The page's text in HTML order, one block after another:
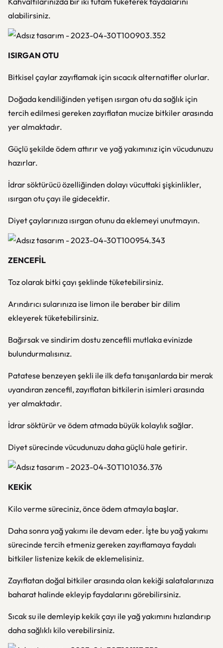
alabilirsiniz.
ISIRGAN OTU
Bitkisel çaylar zayıflamak için sıcacık alternatifler olurlar.
Doğada kendiliğinden yetişen ısırgan otu da sağlık için
tercih edilmesi gereken zayıflatan mucize bitkiler arasında
yer almaktadır.
Güçlü şekilde ödem attırır ve yağ yakımınız için vücudunuzu
hazırlar.
İdrar söktürücü özelliğinden dolayı vücuttaki şişkinlikler,
ısırgan otu çayı ile gidecektir.
Diyet çaylarınıza ısırgan otunu da eklemeyi unutmayın.
ZENCEFİL
Toz olarak bitki çayı şeklinde tüketebilirsiniz.
Arındırıcı sularınıza ise limon ile beraber bir dilim
ekleyerek tüketebilirsiniz.
Bağırsak ve sindirim dostu zencefili mutlaka evinizde
bulundurmalısınız.
Patatese benzeyen şekli ile ilk defa tanışanlarda bir merak
uyandıran zencefil, zayıflatan bitkilerin isimleri arasında
yer almaktadır.
İdrar söktürür ve ödem atmada büyük kolaylık sağlar.
Diyet sürecinde vücudunuzu daha güçlü hale getirir.
KEKİK
Kilo verme süreciniz, önce ödem atmayla başlar.
Daha sonra yağ yakımı ile devam eder. İşte bu yağ yakımı
sürecinde tercih etmeniz gereken zayıflamaya faydalı
bitkiler listenize kekik de eklemelisiniz.
Zayıflatan doğal bitkiler arasında olan kekiği salatalarınıza
baharat halinde ekleyip faydalarını görebilirsiniz.
Sıcak su ile demleyip kekik çayı ile yağ yakımını hızlandırıp
daha sağlıklı kilo verebilirsiniz.